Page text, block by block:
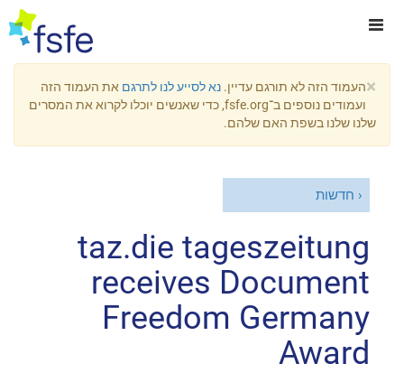
×העמוד הזה לא תורגם עדיין. נא לסייע לנו לתרגם את העמוד הזה
ועמודים נוספים ב־fsfe.org, כדי שאנשים יוכלו לקרוא את המסרים
שלנו שלנו בשפת האם שלהם.
חדשות
taz.die tageszeitung
receives Document
Freedom Germany
Award